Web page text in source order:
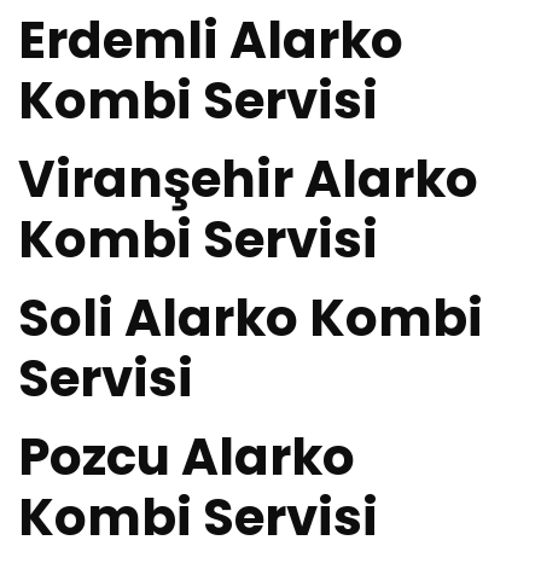
Erdemli Alarko
Kombi Servisi
Viranşehir Alarko
Kombi Servisi
Soli Alarko Kombi
Servisi
Pozcu Alarko
Kombi Servisi